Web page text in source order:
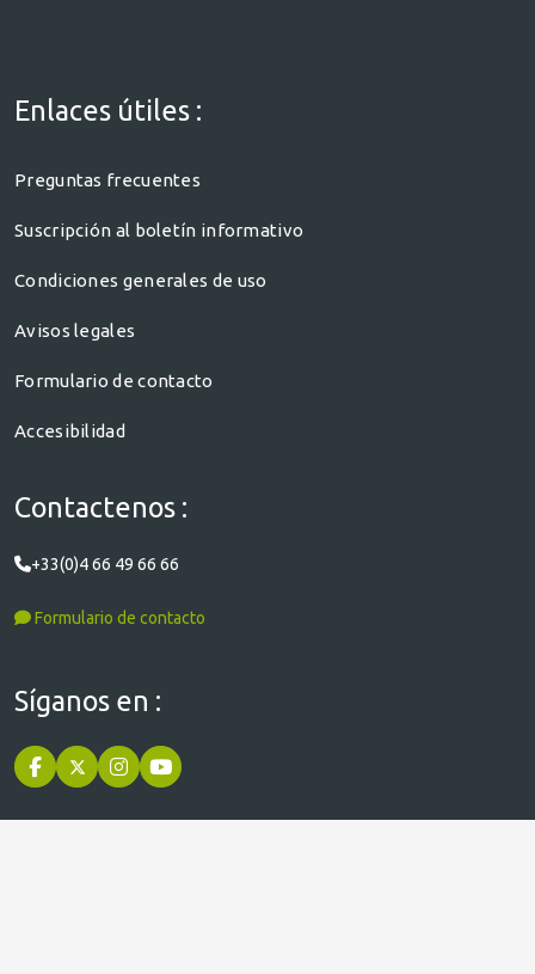
Enlaces útiles :
Preguntas frecuentes
Suscripción al boletín informativo
Condiciones generales de uso
Avisos legales
Formulario de contacto
Accesibilidad
Contactenos :
+33(0)4 66 49 66 66
Formulario de contacto
Síganos en :